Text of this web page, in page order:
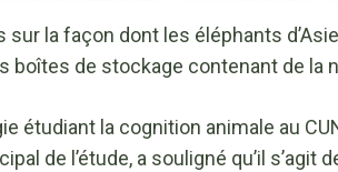
la façon dont les éléphants
boîtes de stockage contenant de la
étudiant la cognition animale au
de l’étude, a souligné qu’il s’agit